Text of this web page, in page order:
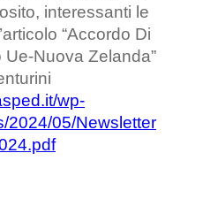
interessanti le
“Accordo Di
Nuova Zelanda”
wp-
2024/05/Newsletter